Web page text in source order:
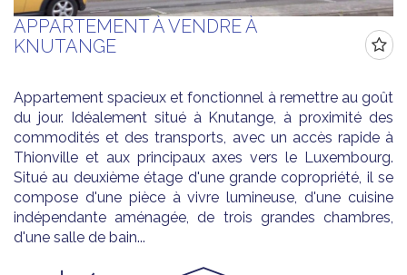
APPARTEMENT À VENDRE À
KNUTANGE
Appartement spacieux et fonctionnel à remettre au goût
du jour. Idéalement situé à Knutange, à proximité des
commodités et des transports, avec un accès rapide à
Thionville et aux principaux axes vers le Luxembourg.
Situé au deuxième étage d'une grande copropriété, il se
compose d'une pièce à vivre lumineuse, d'une cuisine
indépendante aménagée, de trois grandes chambres,
d'une salle de bain...